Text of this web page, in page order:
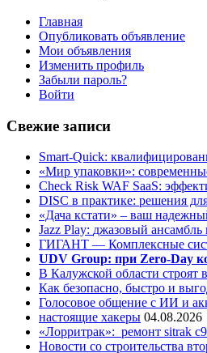
Главная
Опубликовать объявление
Мои объявления
Изменить профиль
Забыли пароль?
Войти
Свежие записи
Smart-Quick:
«Мир упаковки»:
Check Risk WAF SaaS:
DISC в практике: решения
«Дача кстати» – ваш
Jazz Play: джазовый ансамбль
ГИГАНТ — Комплексные
UDV Group: при Zero-Day
В Калужской области
Как безопасно, быстро и
Голосовое общение с ИИ и
настоящие хакеры 04.08.2026
«Лорритрак»: ремонт sitrak
Новости со строительства